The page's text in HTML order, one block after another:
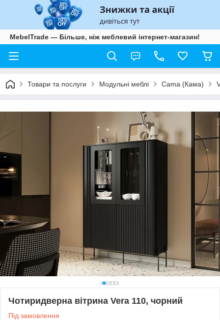
MebelTrade — Більше, ніж меблевий інтернет-магазин!
Товари та послуги Модульні меблі Cama (Кама)
Чотиридверна вітрина Vera 110, чорний
Під замовлення